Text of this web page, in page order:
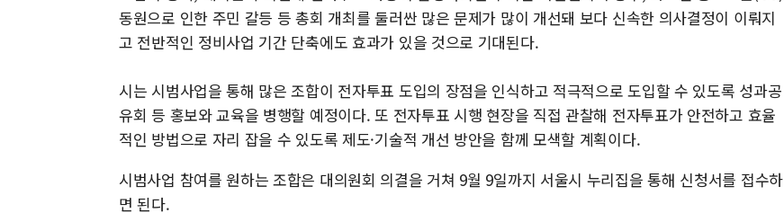
동원으로 인한 주민 갈등 등 총회 개최를 둘러싼 많은 문제가 많이 개선돼 보다 신속한 의사결정이 이뤄지
고 전반적인 정비사업 기간 단축에도 효과가 있을 것으로 기대된다.
시는 시범사업을 통해 많은 조합이 전자투표 도입의 장점을 인식하고 적극적으로 도입할 수 있도록 성과공
유회 등 홍보와 교육을 병행할 예정이다. 또 전자투표 시행 현장을 직접 관찰해 전자투표가 안전하고 효율
적인 방법으로 자리 잡을 수 있도록 제도·기술적 개선 방안을 함께 모색할 계획이다.
시범사업 참여를 원하는 조합은 대의원회 의결을 거쳐 9월 9일까지 서울시 누리집을 통해 신청서를 접수하
면 된다.